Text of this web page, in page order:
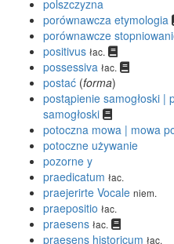
polszczyzna
porównawcza etymologia
porównawcze
positivus łac.
possessiva łac.
postać (forma)
postąpienie samogłoski |
samogłoski
potoczna mowa | mowa
potoczne używanie
pozorne y
praedicatum łac.
praejerirte Vocale niem.
praepositio łac.
praesens łac.
praesens historicum łac.